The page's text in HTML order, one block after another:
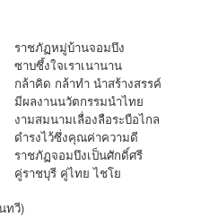
ราชภัฏหมู่บ้านจอมบึง
ซาบซึ้งใจเราเนานาน
กล้าคิด กล้าทำ นำสร้างสรรค์
มีผลงานนวัตกรรมนำไทย
งามสมนามเลื่องลือระบือไกล
ดำรงไว้ซึ่งคุณค่าความดี
ราชภัฏจอมบึงเป็นศักดิ์ศรี
คู่ราชบุรี คู่ไทย ไชโย
วี)